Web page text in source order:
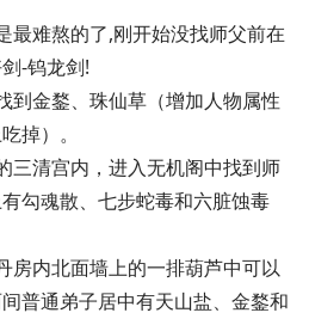
最难熬的了,刚开始没找师父前在
-钨龙剑!
到金鍪、珠仙草（增加人物属性
掉）。
三清宫内，进入无机阁中找到师
勾魂散、七步蛇毒和六脏蚀毒
房内北面墙上的一排葫芦中可以
普通弟子居中有天山盐、金鍪和